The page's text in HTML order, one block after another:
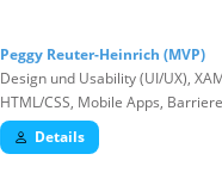
Peggy Reuter-Heinrich (MVP)
Design und Usability (UI/UX),
HTML/CSS, Mobile Apps,
Details